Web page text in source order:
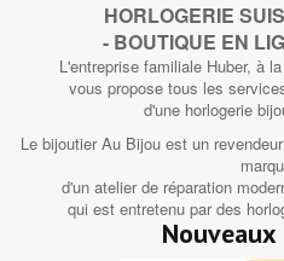
HORLOGERIE
- BOUTIQUE EN
L'entreprise familiale Huber, à
vous propose tous les
d'une horlogerie
Le bijoutier Au Bijou est un
d'un atelier de réparation
qui est entretenu par des